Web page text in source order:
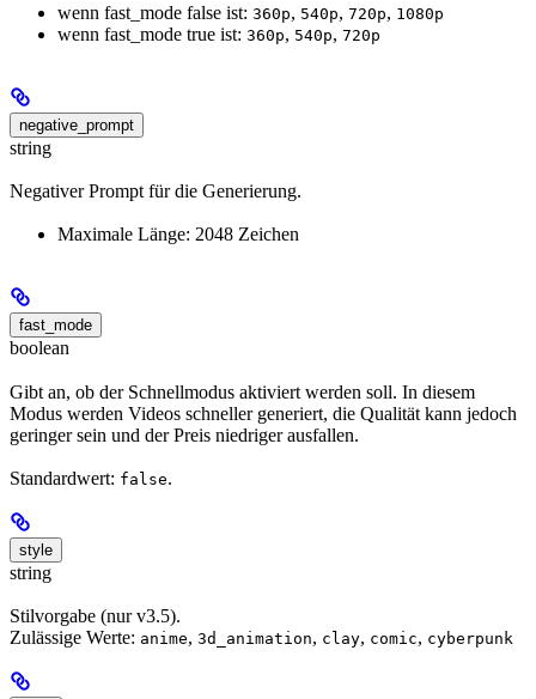
wenn fast_mode false ist: 360p, 540p, 720p, 1080p
wenn fast_mode true ist: 360p, 540p, 720p
negative_prompt
string
Negativer Prompt für die Generierung.
Maximale Länge: 2048 Zeichen
fast_mode
boolean
Gibt an, ob der Schnellmodus aktiviert werden soll. In diesem
Modus werden Videos schneller generiert, die Qualität kann jedoch
geringer sein und der Preis niedriger ausfallen.
Standardwert: false.
style
string
Stilvorgabe (nur v3.5).
Zulässige Werte: anime, 3d_animation, clay, comic, cyberpunk